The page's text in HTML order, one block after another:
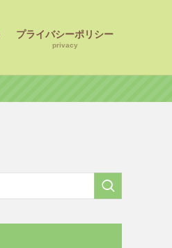
プライバシーポリシー
privacy